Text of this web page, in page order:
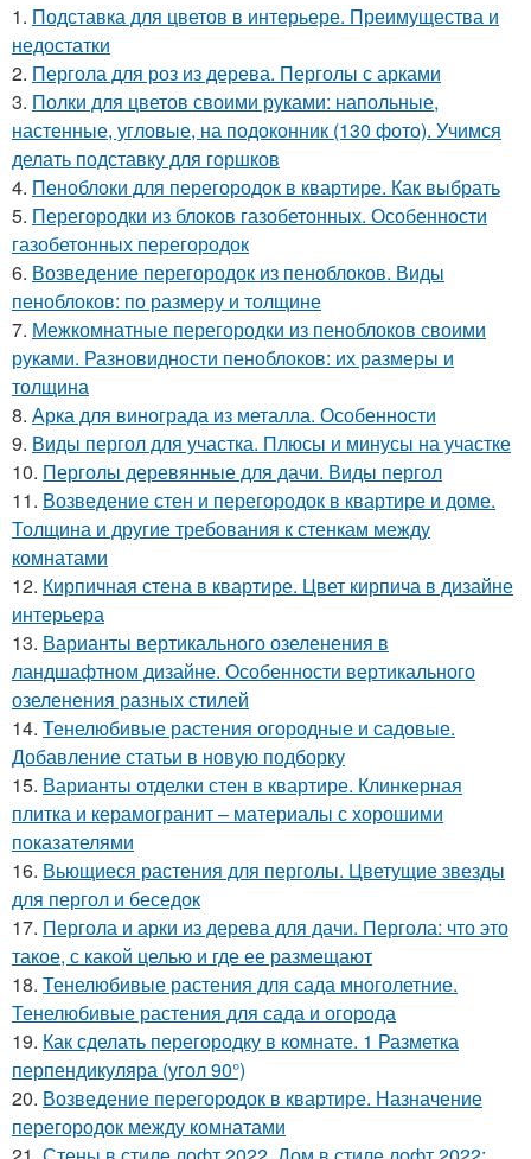
1. Подставка для цветов в интерьере. Преимущества и
недостатки
2. Пергола для роз из дерева. Перголы с арками
3. Полки для цветов своими руками: напольные,
настенные, угловые, на подоконник (130 фото). Учимся
делать подставку для горшков
4. Пеноблоки для перегородок в квартире. Как выбрать
5. Перегородки из блоков газобетонных. Особенности
газобетонных перегородок
6. Возведение перегородок из пеноблоков. Виды
пеноблоков: по размеру и толщине
7. Межкомнатные перегородки из пеноблоков своими
руками. Разновидности пеноблоков: их размеры и
толщина
8. Арка для винограда из металла. Особенности
9. Виды пергол для участка. Плюсы и минусы на участке
10. Перголы деревянные для дачи. Виды пергол
11. Возведение стен и перегородок в квартире и доме.
Толщина и другие требования к стенкам между
комнатами
12. Кирпичная стена в квартире. Цвет кирпича в дизайне
интерьера
13. Варианты вертикального озеленения в
ландшафтном дизайне. Особенности вертикального
озеленения разных стилей
14. Тенелюбивые растения огородные и садовые.
Добавление статьи в новую подборку
15. Варианты отделки стен в квартире. Клинкерная
плитка и керамогранит – материалы с хорошими
показателями
16. Вьющиеся растения для перголы. Цветущие звезды
для пергол и беседок
17. Пергола и арки из дерева для дачи. Пергола: что это
такое, с какой целью и где ее размещают
18. Тенелюбивые растения для сада многолетние.
Тенелюбивые растения для сада и огорода
19. Как сделать перегородку в комнате. 1 Разметка
перпендикуляра (угол 90°)
20. Возведение перегородок в квартире. Назначение
перегородок между комнатами